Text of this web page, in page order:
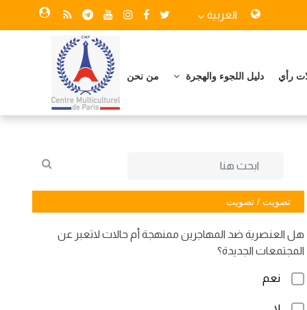
العربية
رأي دليل اللجوء والهجرة من نحن
تصويت / تصويت
هل العنصرية ضد المهاجرين ممنهجة أم حالات لاتعبر عن
المجتمعات الجديدة؟
نعم